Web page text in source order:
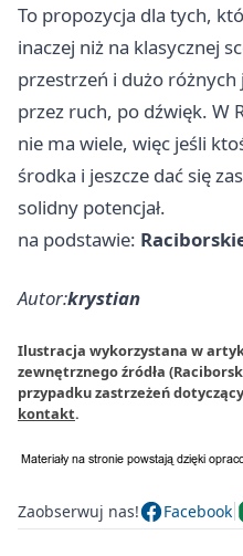
To propozycja dla tych,
inaczej niż na klasycznej
przestrzeń i dużo
przez ruch, po dźwięk. W
nie ma wiele, więc jeśli
środka i jeszcze dać się
solidny potencjał.
na podstawie:
Autor:krystian
Ilustracja wykorzystana w
zewnętrznego źródła
przypadku zastrzeżeń
kontakt.
Zaobserwuj nas! Facebook